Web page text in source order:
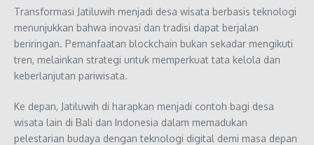
Transformasi Jatiluwih menjadi desa wisata berbasis teknologi
menunjukkan bahwa inovasi dan tradisi dapat berjalan
beriringan. Pemanfaatan blockchain bukan sekadar mengikuti
tren, melainkan strategi untuk memperkuat tata kelola dan
keberlanjutan pariwisata.
Ke depan, Jatiluwih di harapkan menjadi contoh bagi desa
wisata lain di Bali dan Indonesia dalam memadukan
pelestarian budaya dengan teknologi digital demi masa depan